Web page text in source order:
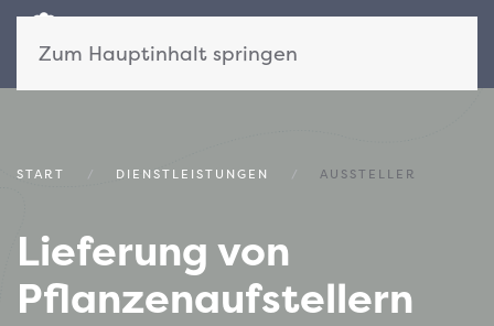
Zum Hauptinhalt springen
START DIENSTLEISTUNGEN AUSSTELLER
Lieferung von
Pflanzenaufstellern